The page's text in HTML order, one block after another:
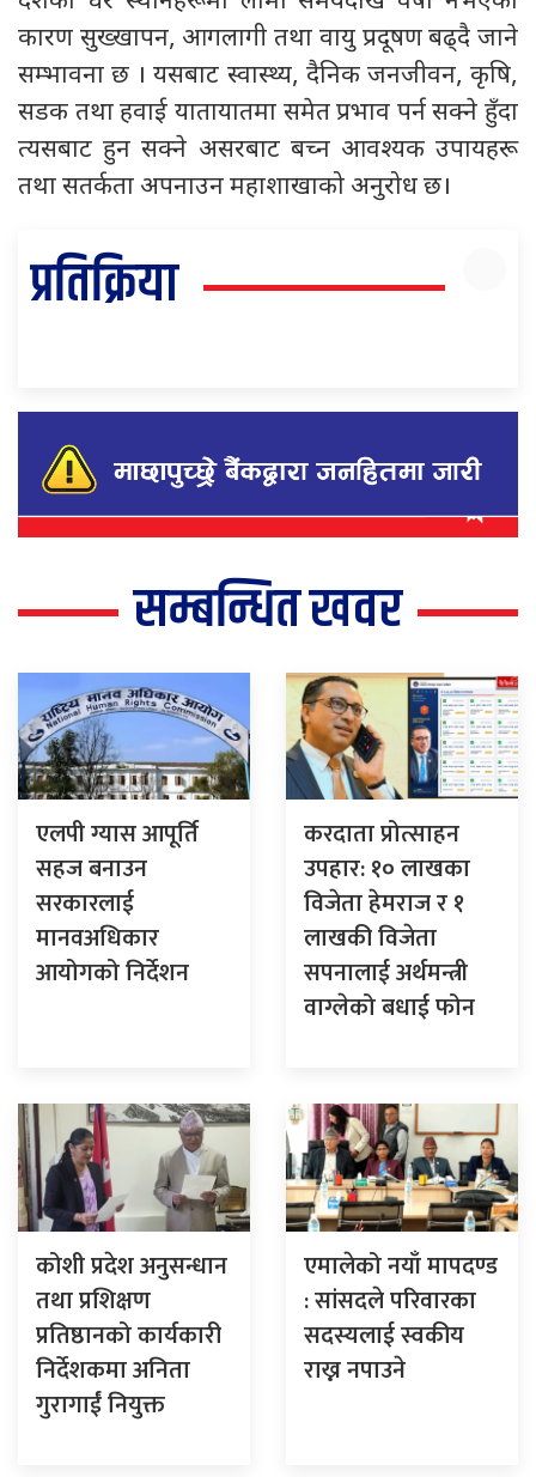
कारण सुख्खापन, आगलागी तथा वायु प्रदूषण बढ्दै जाने
सम्भावना छ । यसबाट स्वास्थ्य, दैनिक जनजीवन, कृषि,
सडक तथा हवाई यातायातमा समेत प्रभाव पर्न सक्ने हुँदा
त्यसबाट हुन सक्ने असरबाट बच्न आवश्यक उपायहरू
तथा सतर्कता अपनाउन महाशाखाको अनुरोध छ।
प्रतिक्रिया
सम्बन्धित खवर
एलपी ग्यास आपूर्ति
सहज बनाउन
सरकारलाई
मानवअधिकार
आयोगको निर्देशन
करदाता प्रोत्साहन
उपहार: १० लाखका
विजेता हेमराज र १
लाखकी विजेता
सपनालाई अर्थमन्त्री
वाग्लेको बधाई फोन
कोशी प्रदेश अनुसन्धान
तथा प्रशिक्षण
प्रतिष्ठानको कार्यकारी
निर्देशकमा अनिता
गुरागाईं नियुक्त
एमालेको नयाँ मापदण्ड
: सांसदले परिवारका
सदस्यलाई स्वकीय
राख्न नपाउने